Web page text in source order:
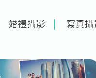
婚禮攝影 寫真攝